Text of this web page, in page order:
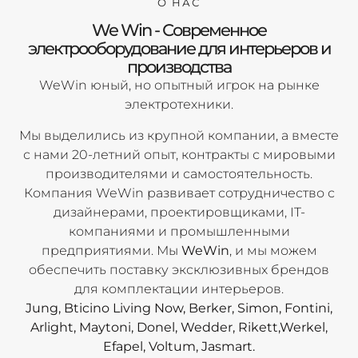
We Win - Современное
электрооборудование для интерьеров и
производства
WeWin юный, но опытный игрок на рынке
электротехники.
Мы выделились из крупной компании, а вместе
с нами 20-летний опыт, контракты с мировыми
производителями и самостоятельность.
Компания WeWin развивает сотрудничество с
дизайнерами, проектировщиками, IT-
компаниями и промышленными
предприятиями. Мы WeWin, и мы можем
обеспечить поставку эксклюзивных брендов
для комплектации интерьеров.
Jung, Bticino Living Now, Berker, Simon, Fontini,
Arlight, Maytoni, Donel, Wedder, Rikett,Werkel,
Efapel, Voltum, Jasmart.